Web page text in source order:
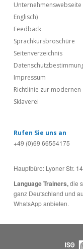
Unternehmenswebseite
Englisch)
Feedback
Sprachkursbroschüre
Seitenverzeichnis
Impressum
Richtlinie zur modernen
Sklaverei
Rufen Sie uns an
+49 (0)69 66554175
Hauptbüro: Lyoner Str.
Language Trainers,die
ganz Deutschland und
WhatsApp anbieten.